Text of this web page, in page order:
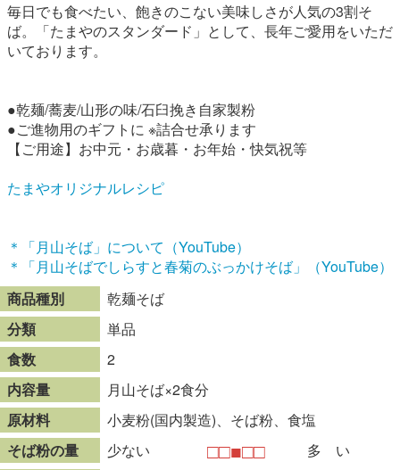
毎日でも食べたい、飽きのこない美味しさが人気の3割そ
ば。「たまやのスタンダード」として、長年ご愛用をいただ
いております。
●乾麺/蕎麦/山形の味/石臼挽き自家製粉
●ご進物用のギフトに ※詰合せ承ります
【ご用途】お中元・お歳暮・お年始・快気祝等
たまやオリジナルレシピ
＊「月山そば」について（YouTube）
＊「月山そばでしらすと春菊のぶっかけそば」（YouTube）
商品種別
乾麺そば
分類
単品
食数
2
内容量
月山そば×2食分
原材料
小麦粉(国内製造)、そば粉、食塩
そば粉の量
少ない
多 い